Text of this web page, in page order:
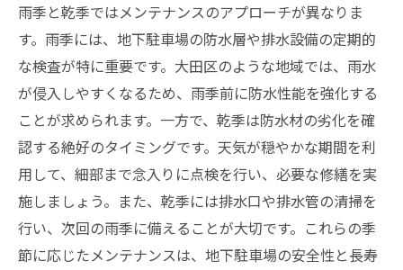
雨季と乾季ではメンテナンスのアプローチが異なりま
す。雨季には、地下駐車場の防水層や排水設備の定期的
な検査が特に重要です。大田区のような地域では、雨水
が侵入しやすくなるため、雨季前に防水性能を強化する
ことが求められます。一方で、乾季は防水材の劣化を確
認する絶好のタイミングです。天気が穏やかな期間を利
用して、細部まで念入りに点検を行い、必要な修繕を実
施しましょう。また、乾季には排水口や排水管の清掃を
行い、次回の雨季に備えることが大切です。これらの季
節に応じたメンテナンスは、地下駐車場の安全性と長寿